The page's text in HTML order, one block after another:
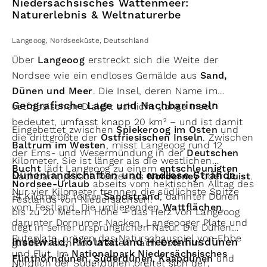
Niedersächsisches Wattenmeer:
Naturerlebnis & Weltnaturerbe
Langeoog, Nordseeküste, Deutschland
Über Langeoog erstreckt sich die Weite der
Nordsee wie ein endloses Gemälde aus Sand,
Dünen und Meer. Die Insel, deren Name im
ostfriesischen Dialekt schlicht „lange Insel“
bedeutet, umfasst knapp 20 km² – und ist damit
die drittgrößte der Ostfriesischen Inseln. Zwischen
der Ems- und Wesermündung in der Deutschen
Bucht lädt Langeoog zu einem entschleunigten
Nordsee-Urlaub abseits vom hektischen Alltag des
Festlands von Niedersachsen.
Geografische Lage und Nachbarinseln
Eingebettet zwischenSpiekeroog im Ostenund
Baltrum im Westen, misst Langeoog rund 12
Kilometer. Sie ist länger als die westlichen
Nachbarn, jedoch kürzer alsNorderneyoderJuist.
Nur vier Kilometer trennen die südlichste Spitze
vom Festland. Die umliegendenWattflächen,
darunter Dornumer Nacken, Langeooger Plate und
Ruteplate, prägen das Naturschauspiel von Ebbe
und Flut. Im Nationalpark Niedersächsisches
Dünenlandschaften und endlose Strände
14 Kilometer feinerSandstrand, dahinter Dünen
bis zu 20 Metern Höhe – das Herz von Langeoog
liegt in seiner ursprünglichen Natur. Die Dünen
gliedern sich von Westen nach Osten in
Flinthörndünen,Süderdünen,Kaapdünen und
Inselwald, Pirolatal und Heerenhusdünen
Nördlich der Süderdünen breitet sich der